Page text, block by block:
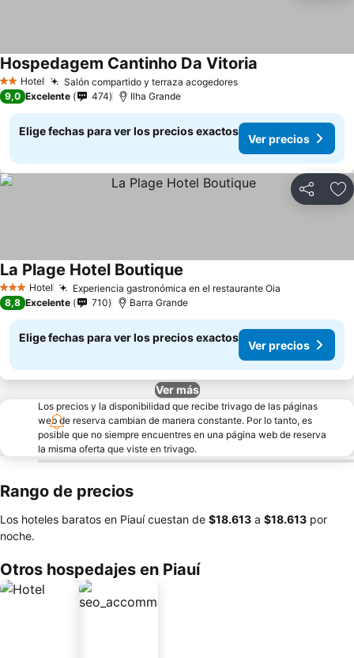
2 Estrellas
Hotel Salón compartido y terraza acogedoresVer precios
Hospedagem Cantinho Da Vitoria
9,0 Excelente 474 Ilha Grande
Elige fechas para ver los precios exactos
Ver precios
Compartir
3 Estrellas
Hotel Experiencia gastronómica en el restaurante Oia
La Plage Hotel Boutique
8,8 Excelente 710 Barra Grande
Elige fechas para ver los precios exactos
Ver precios
Ver más
Los precios y la disponibilidad que recibe trivago de las páginas
web de reserva cambian de manera constante. Por lo tanto, es
posible que no siempre encuentres en una página web de reserva
la misma oferta que viste en trivago.
Rango de precios
Los hoteles baratos en Piauí cuestan de ‎$18.613 a ‎$18.613 por
noche.
Otros hospedajes en Piauí